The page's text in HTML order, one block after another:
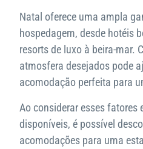
Natal oferece uma ampla
hospedagem, desde hotéis
resorts de luxo à beira-mar.
atmosfera desejados pode
acomodação perfeita para
Ao considerar esses fatores
disponíveis, é possível
acomodações para uma